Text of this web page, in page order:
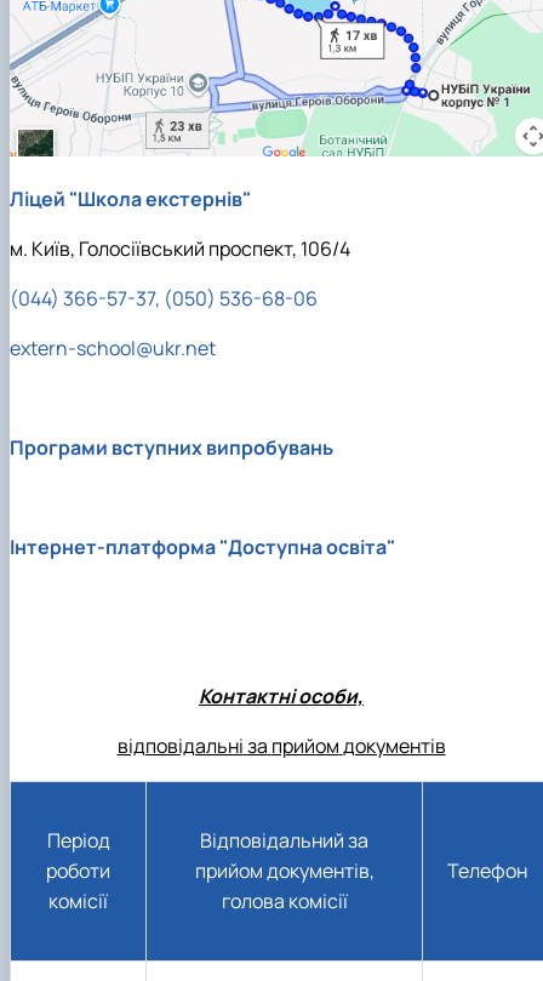
Ліцей "Школа екстернів"
м. Київ, Голосіївський проспект, 106/4
(044) 366-57-37, (050) 536-68-06
extern-school@ukr.net
Програми вступних випробувань
Інтернет-платформа "Доступна освіта"
Контактні особи,
відповідальніза прийомдокументів
Період
роботи
комісії
Відповідальний за
прийом документів,
голова комісії
Телефон